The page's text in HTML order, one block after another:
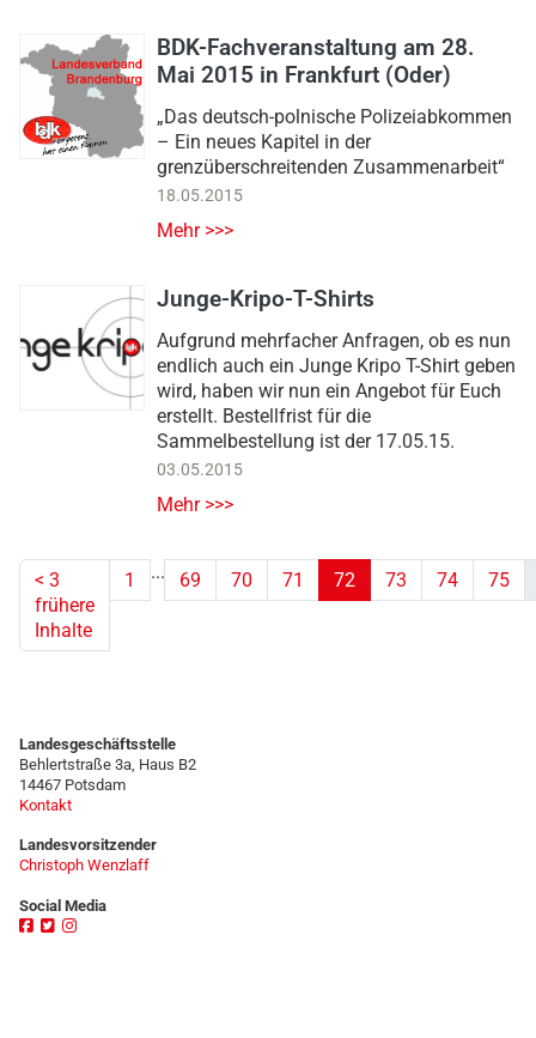
BDK-Fachveranstaltung am 28.
Mai 2015 in Frankfurt (Oder)
„Das deutsch-polnische Polizeiabkommen
– Ein neues Kapitel in der
grenzüberschreitenden Zusammenarbeit“
18.05.2015
Mehr >>>
Junge-Kripo-T-Shirts
Aufgrund mehrfacher Anfragen, ob es nun
endlich auch ein Junge Kripo T-Shirt geben
wird, haben wir nun ein Angebot für Euch
erstellt. Bestellfrist für die
Sammelbestellung ist der 17.05.15.
03.05.2015
Mehr >>>
< 3
frühere
Inhalte
1 ... 69 70 71
72
73 74 75
Landesgeschäftsstelle
Behlertstraße 3a, Haus B2
14467 Potsdam
Kontakt
Landesvorsitzender
Christoph Wenzlaff
Social Media